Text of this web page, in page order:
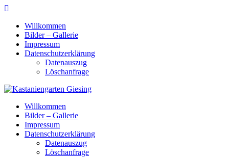
Skip
contentWillkommen
Bilder – Gallerie
Impressum
Datenschutzerklärung
Datenauszug
Löschanfrage
Willkommen
Bilder – Gallerie
Impressum
Datenschutzerklärung
Datenauszug
Löschanfrage